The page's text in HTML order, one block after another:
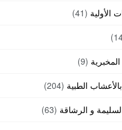
الأولية (41)
المخبرية (9)
الطبية (204)
و الرشاقة (63)